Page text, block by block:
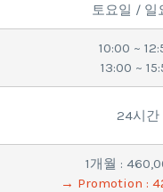
토요일 / 일
10:00 ~
13:00 ~
24시간
1개월 :
→ Promotion :